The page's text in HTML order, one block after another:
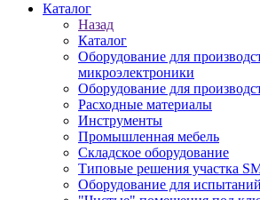
Каталог
Назад
Каталог
Оборудование для
микроэлектроники
Оборудование для
Расходные материалы
Инструменты
Промышленная мебель
Складское оборудование
Типовые решения участка
Оборудование для